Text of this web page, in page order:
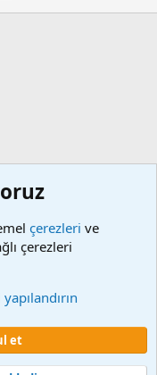
Ana sayfa
çerezleri ve
çerezleri
et